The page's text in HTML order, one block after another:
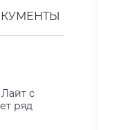
с
ряд